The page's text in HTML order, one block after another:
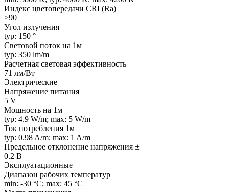
Индекс цветопередачи CRI (Ra)
>90
Угол излучения
typ: 150 °
Световой поток на 1м
typ: 350 lm/m
Расчетная световая эффективность
71 лм/Вт
Электрические
Напряжение питания
5 V
Мощность на 1м
typ: 4.9 W/m; max: 5 W/m
Ток потребления 1м
typ: 0.98 A/m; max: 1 A/m
Предельное отклонение напряжения ±
0.2 В
Эксплуатационные
Диапазон рабочих температур
min: -30 °C; max: 45 °C